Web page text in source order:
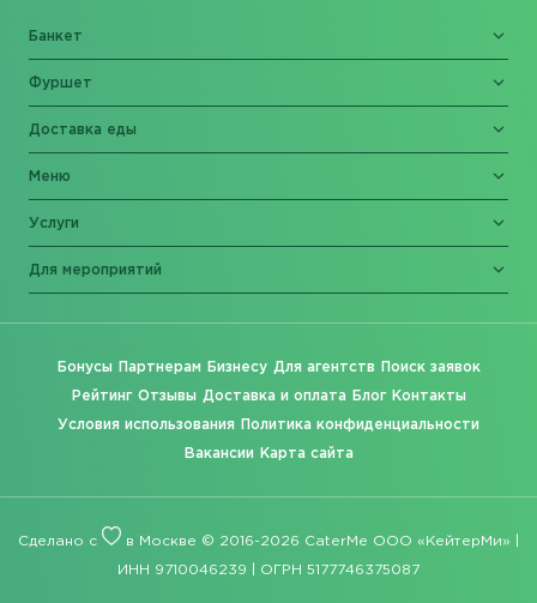
Банкет
Фуршет
Доставка еды
Меню
Услуги
Для мероприятий
Бонусы Партнерам Бизнесу Для агентств Поиск заявок
Рейтинг Отзывы Доставка и оплата Блог Контакты
Условия использования Политика конфиденциальности
Вакансии Карта сайта
Сделано с в Москве © 2016-2026 CaterMe ООО «КейтерМи» |
ИНН 9710046239 | ОГРН 5177746375087